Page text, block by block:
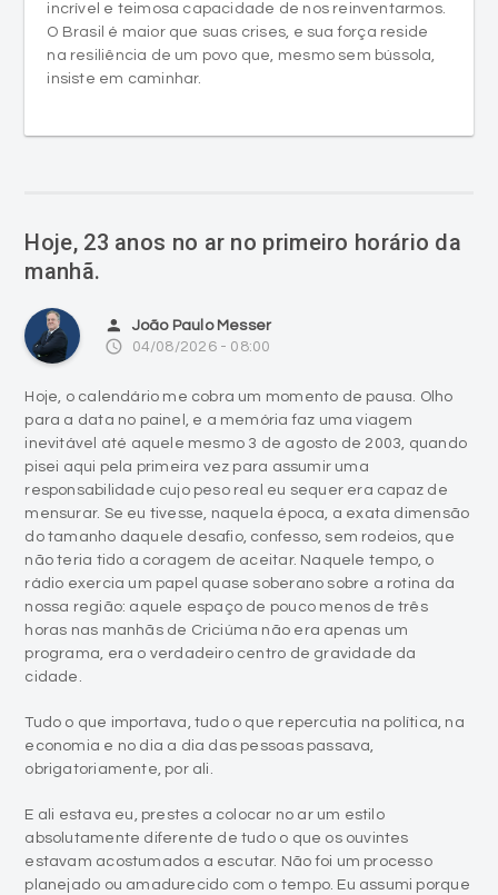
incrível e teimosa capacidade de nos reinventarmos.
O Brasil é maior que suas crises, e sua força reside
na resiliência de um povo que, mesmo sem bússola,
insiste em caminhar.
Hoje, 23 anos no ar no primeiro horário da
manhã.
person João Paulo Messer
access_time 04/08/2026 - 08:00
Hoje, o calendário me cobra um momento de pausa. Olho
para a data no painel, e a memória faz uma viagem
inevitável até aquele mesmo 3 de agosto de 2003, quando
pisei aqui pela primeira vez para assumir uma
responsabilidade cujo peso real eu sequer era capaz de
mensurar. Se eu tivesse, naquela época, a exata dimensão
do tamanho daquele desafio, confesso, sem rodeios, que
não teria tido a coragem de aceitar. Naquele tempo, o
rádio exercia um papel quase soberano sobre a rotina da
nossa região: aquele espaço de pouco menos de três
horas nas manhãs de Criciúma não era apenas um
programa, era o verdadeiro centro de gravidade da
cidade.
Tudo o que importava, tudo o que repercutia na política, na
economia e no dia a dia das pessoas passava,
obrigatoriamente, por ali.
E ali estava eu, prestes a colocar no ar um estilo
absolutamente diferente de tudo o que os ouvintes
estavam acostumados a escutar. Não foi um processo
planejado ou amadurecido com o tempo. Eu assumi porque